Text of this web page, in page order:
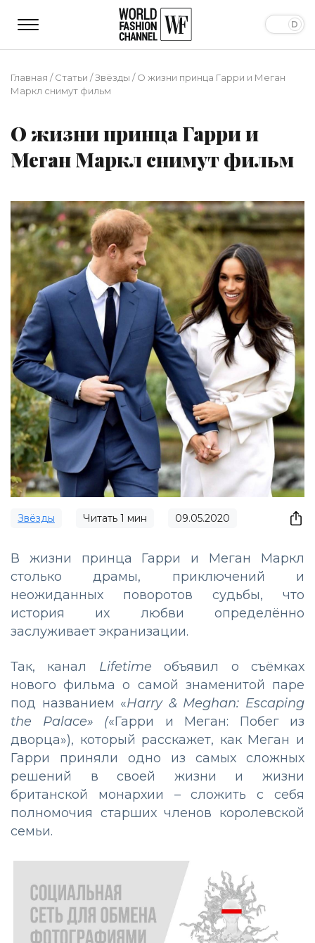
Главная /Статьи /Звёзды /О жизни принца Гарри и Меган
Маркл снимут фильм
О жизни принца Гарри и
Меган Маркл снимут фильм
Звёзды Читать 1 мин 09.05.2020
В жизни принца Гарри и Меган Маркл
столько драмы, приключений и
неожиданных поворотов судьбы, что
история их любви определённо
заслуживает экранизации.
Так, канал Lifetimeобъявил о съёмках
нового фильма о самой знаменитой паре
под названием «Harry & Meghan: Escaping
the Palace» («Гарри и Меган: Побег из
дворца»), который расскажет, как Меган и
Гарри приняли одно из самых сложных
решений в своей жизни и жизни
британской монархии – сложить с себя
полномочия старших членов королевской
семьи.